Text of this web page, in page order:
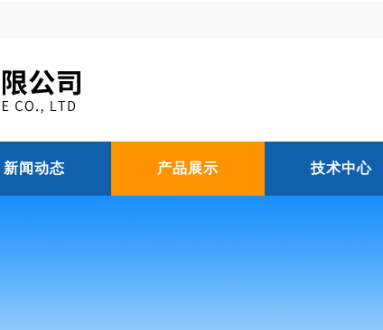
新闻动态 产品展示 技术中心